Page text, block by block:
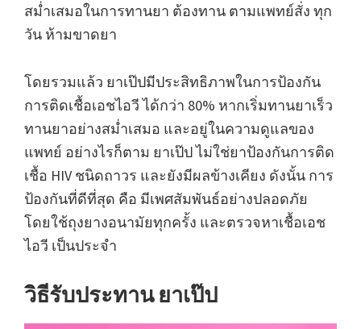
สม่ำเสมอในการทานยา ต้องทาน ตามแพทย์สั่ง ทุก
วัน ห้ามขาดยา
โดยรวมแล้ว ยาเป๊ปมีประสิทธิภาพในการป้องกัน
การติดเชื้อเอชไอวี ได้กว่า 80% หากเริ่มทานยาเร็ว
ทานยาอย่างสม่ำเสมอ และอยู่ในความดูแลของ
แพทย์ อย่างไรก็ตาม ยาเป๊ป ไม่ใช่ยาป้องกันการติด
เชื้อ HIV ชนิดถาวร และยังมีผลข้างเคียง ดังนั้น การ
ป้องกันที่ดีที่สุด คือ มีเพศสัมพันธ์อย่างปลอดภัย
โดยใช้ถุงยางอนามัยทุกครั้ง และตรวจหาเชื้อเอช
ไอวี เป็นประจำ
วิธีรับประทาน ยาเป๊ป